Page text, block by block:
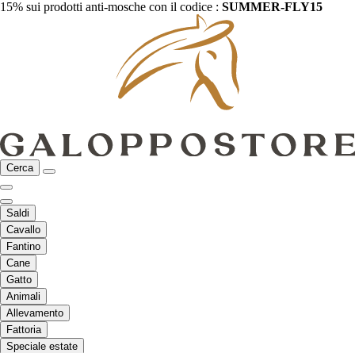
15% sui prodotti anti-mosche con il codice : SUMMER-FLY15
Cerca
Saldi
Cavallo
Fantino
Cane
Gatto
Animali
Allevamento
Fattoria
Speciale estate